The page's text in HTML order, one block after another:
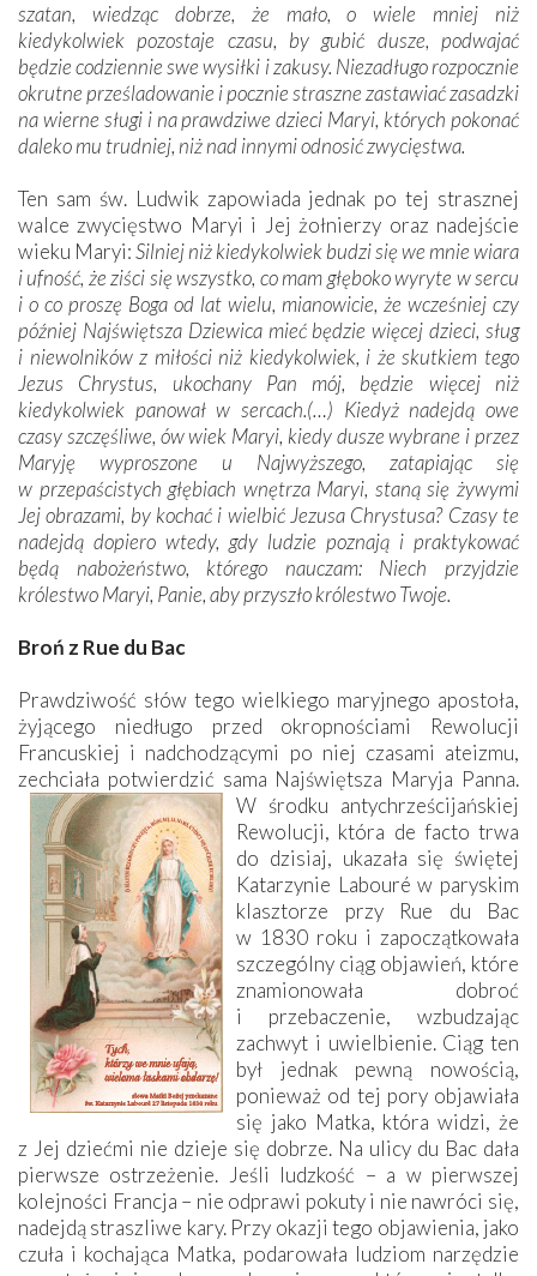
szatan, wiedząc dobrze, że mało, o wiele mniej niż
kiedykolwiek pozostaje czasu, by gubić dusze, podwajać
będzie codziennie swe wysiłki i zakusy. Niezadługo rozpocznie
okrutne prześladowanie i pocznie straszne zastawiać zasadzki
na wierne sługi i na prawdziwe dzieci Maryi, których pokonać
daleko mu trudniej, niż nad innymi odnosić zwycięstwa.
Ten sam św. Ludwik zapowiada jednak po tej strasznej
walce zwycięstwo Maryi i Jej żołnierzy oraz nadejście
wieku Maryi:Silniej niż kiedykolwiek budzi się we mnie wiara
i ufność, że ziści się wszyst­ko, co mam głęboko wyryte w sercu
i o co proszę Boga od lat wielu, mianowicie, że wcześniej czy
później Najświętsza Dziewica mieć będzie więcej dzieci, sług
i niewolników z miłości niż kiedykolwiek, i że skutkiem tego
Jezus Chrystus, ukochany Pan mój, będzie więcej niż
kiedykolwiek panował w sercach.(…) Kiedyż nadejdą owe
czasy szczęśliwe, ów wiek Maryi, kiedy dusze wybrane i przez
Maryję wyproszone u Najwyższego, zatapiając się
w przepaścistych głębiach wnętrza Maryi, staną się żywymi
Jej obrazami, by kochać i wielbić Jezusa Chrystusa? Czasy te
nadejdą dopiero wtedy, gdy ludzie poznają i praktykować
będą nabożeństwo, którego nauczam: Niech przyjdzie
królestwo Maryi, Panie, aby przyszło królestwo Twoje.
Broń z Rue du Bac
Prawdziwość słów tego wielkiego maryjnego apostoła,
żyjącego niedługo przed okropnościami Rewolucji
Francuskiej i nadchodzącymi po niej czasami ateizmu,
zechciała potwierdzić sama Najświętsza Maryja Panna.
W środku antychrześcijańskiej
Rewolucji, która de facto trwa
do dzisiaj, ukazała się świętej
Katarzynie Labouré w paryskim
klasztorze przy Rue du Bac
w 1830 roku i zapoczątkowała
szczególny ciąg objawień, które
znamionowała dobroć
i przebaczenie, wzbudzając
zachwyt i uwielbienie. Ciąg ten
był jednak pewną nowością,
ponieważ od tej pory objawiała
się jako Matka, która widzi, że
z Jej dziećmi nie dzieje się dobrze. Na ulicy du Bac dała
pierwsze ostrzeżenie. Jeśli ludzkość – a w pierwszej
kolejności Francja – nie odprawi pokuty i nie nawróci się,
nadejdą straszliwe kary. Przy okazji tego objawienia, jako
czuła i kochająca Matka, podarowała ludziom narzędzie